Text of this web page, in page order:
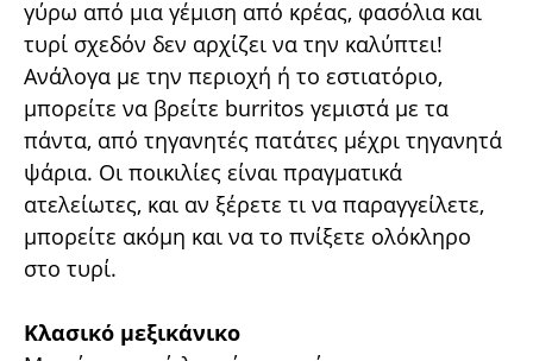
γύρω από μια γέμιση από κρέας, φασόλια και
τυρί σχεδόν δεν αρχίζει να την καλύπτει!
Ανάλογα με την περιοχή ή το εστιατόριο,
μπορείτε να βρείτε burritos γεμιστά με τα
πάντα, από τηγανητές πατάτες μέχρι τηγανητά
ψάρια. Οι ποικιλίες είναι πραγματικά
ατελείωτες, και αν ξέρετε τι να παραγγείλετε,
μπορείτε ακόμη και να το πνίξετε ολόκληρο
στο τυρί.
Κλασικό μεξικάνικο